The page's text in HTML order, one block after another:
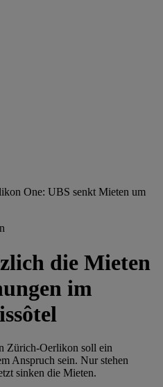
One: UBS senkt Mieten um
die Mieten
im
Zürich-Oerlikon soll ein
Anspruch sein. Nur stehen
sinken die Mieten.